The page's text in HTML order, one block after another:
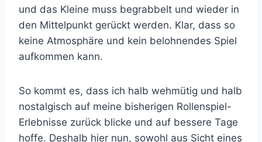
und das Kleine muss begrabbelt und wieder in
den Mittelpunkt gerückt werden. Klar, dass so
keine Atmosphäre und kein belohnendes Spiel
aufkommen kann.
So kommt es, dass ich halb wehmütig und halb
nostalgisch auf meine bisherigen Rollenspiel-
Erlebnisse zurück blicke und auf bessere Tage
hoffe. Deshalb hier nun, sowohl aus Sicht eines